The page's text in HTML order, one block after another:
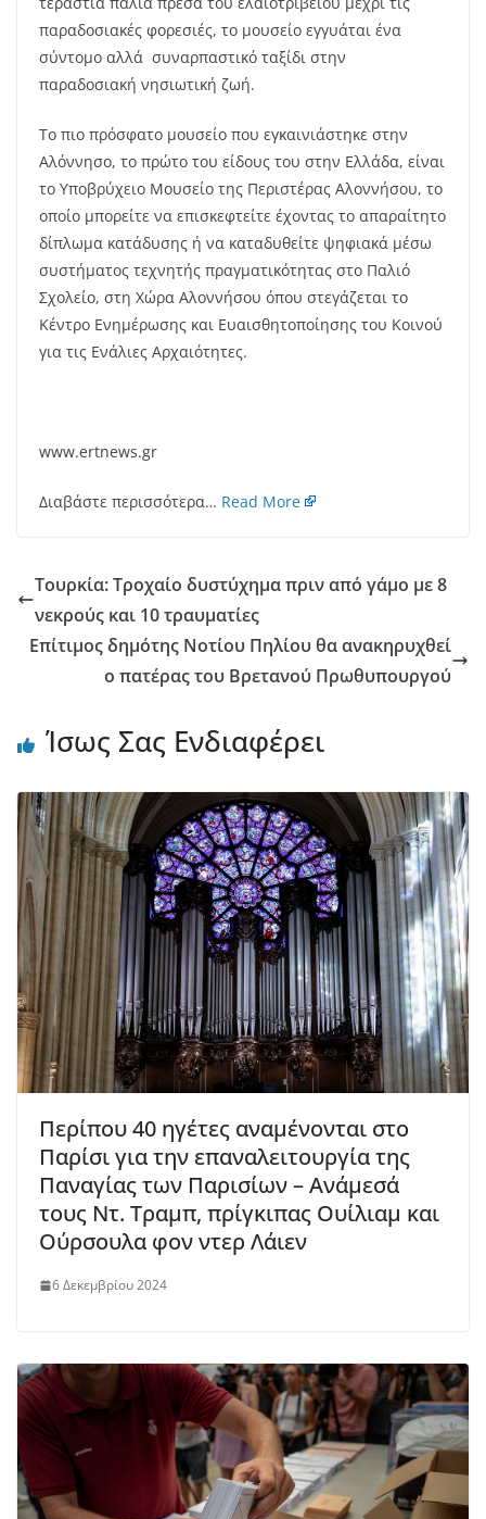
παραδοσιακές φορεσιές, το μουσείο εγγυάται ένα
σύντομο αλλά συναρπαστικό ταξίδι στην
παραδοσιακή νησιωτική ζωή.
Το πιο πρόσφατο μουσείο που εγκαινιάστηκε στην
Αλόννησο, το πρώτο του είδους του στην Ελλάδα, είναι
το Υποβρύχειο Μουσείο της Περιστέρας Αλοννήσου, το
οποίο μπορείτε να επισκεφτείτε έχοντας το απαραίτητο
δίπλωμα κατάδυσης ή να καταδυθείτε ψηφιακά μέσω
συστήματος τεχνητής πραγματικότητας στο Παλιό
Σχολείο, στη Χώρα Αλοννήσου όπου στεγάζεται το
Κέντρο Ενημέρωσης και Ευαισθητοποίησης του Κοινού
για τις Ενάλιες Αρχαιότητες.
www.ertnews.gr
Διαβάστε περισσότερα… Read More
Τουρκία: Τροχαίο δυστύχημα πριν από γάμο με 8
νεκρούς και 10 τραυματίες
Επίτιμος δημότης Νοτίου Πηλίου θα ανακηρυχθεί
ο πατέρας του Βρετανού Πρωθυπουργού
Ίσως Σας Ενδιαφέρει
Περίπου 40 ηγέτες αναμένονται στο
Παρίσι για την επαναλειτουργία της
Παναγίας των Παρισίων – Ανάμεσά
τους Ντ. Τραμπ, πρίγκιπας Ουίλιαμ και
Ούρσουλα φον ντερ Λάιεν
6 Δεκεμβρίου 2024